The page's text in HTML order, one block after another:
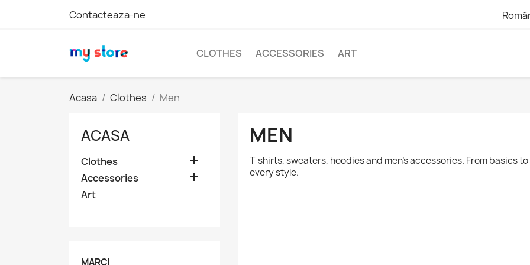
Contacteaza-ne
CLOTHES ACCESSORIES ART
Acasa Clothes Men
ACASA
Clothes 
Accessories 
Art
MARCI
MEN
T-shirts, sweaters, hoodies and men's accessories. From basics
every style.